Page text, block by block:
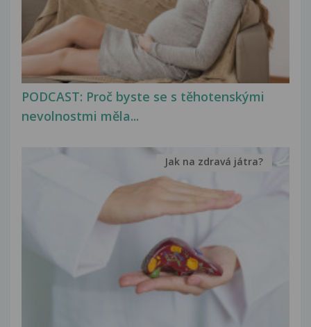
PODCAST: Proč byste se s těhotenskými
nevolnostmi měla...
Jak na zdravá játra?